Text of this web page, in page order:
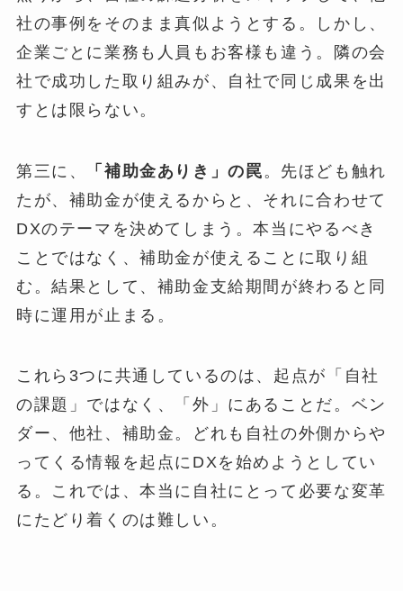
社の事例をそのまま真似ようとする。しかし、
企業ごとに業務も人員もお客様も違う。隣の会
社で成功した取り組みが、自社で同じ成果を出
すとは限らない。
第三に、 「補助金ありき」の罠 。先ほども触れ
たが、補助金が使えるからと、それに合わせて
DXのテーマを決めてしまう。本当にやるべき
ことではなく、補助金が使えることに取り組
む。結果として、補助金支給期間が終わると同
時に運用が止まる。
これら3つに共通しているのは、起点が「自社
の課題」ではなく、「外」にあることだ。ベン
ダー、他社、補助金。どれも自社の外側からや
ってくる情報を起点にDXを始めようとしてい
る。これでは、本当に自社にとって必要な変革
にたどり着くのは難しい。